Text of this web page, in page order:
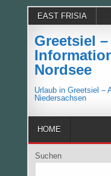
EAST FRISIA
Greetsiel
Nordsee
Urlaub in Greetsiel –
Niedersachsen
HOME
Suchen